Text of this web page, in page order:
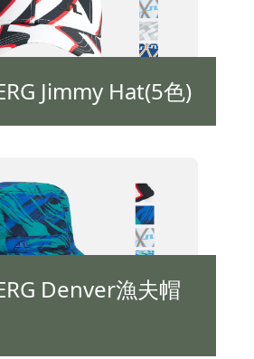
Jimmy Hat(5色)
Denver漁夫帽